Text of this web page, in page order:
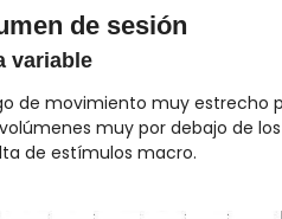
de sesión
variable
de movimiento muy estrecho
muy por debajo de
de estímulos macro.